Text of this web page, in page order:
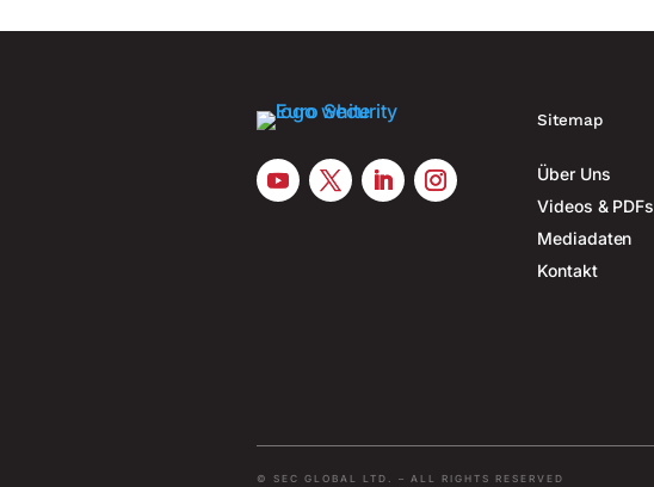
Sitemap
Über Uns
Videos & PDFs
Mediadaten
Kontakt
© SEC GLOBAL LTD. – ALL RIGHTS RESERVED